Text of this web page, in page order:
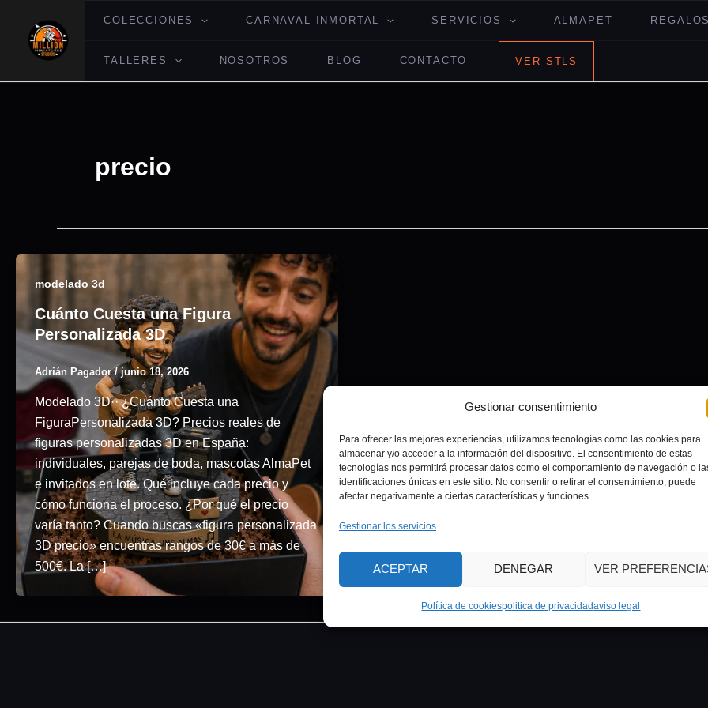
Gestionar consentimiento
Para ofrecer las mejores experiencias, utilizamos tecnologías como las cookies para
almacenar y/o acceder a la información del dispositivo. El consentimiento de estas
tecnologías nos permitirá procesar datos como el comportamiento de navegación o
identificaciones únicas en este sitio. No consentir o retirar el consentimiento, puede
afectar negativamente a ciertas características y funciones.
Gestionar los servicios
ACEPTAR DENEGAR VER
Política de cookiespolitica de privacidadaviso legal
contenido
COLECCIONES CARNAVAL INMORTAL SERVICIOS ALMAPET
TALLERES NOSOTROS BLOG CONTACTO VER STLS
precio
modelado 3d
Cuánto Cuesta una Figura
Personalizada 3D
Adrián Pagador/junio 18, 2026
Modelado 3D·· ¿Cuánto Cuesta una
FiguraPersonalizada 3D? Precios reales de
figuras personalizadas 3D en España:
individuales, parejas de boda, mascotas AlmaPet
e invitados en lote. Qué incluye cada precio y
cómo funciona el proceso. ¿Por qué el precio
varía tanto? Cuando buscas «figura personalizada
3D precio» encuentras rangos de 30€ a más de
500€. La […]